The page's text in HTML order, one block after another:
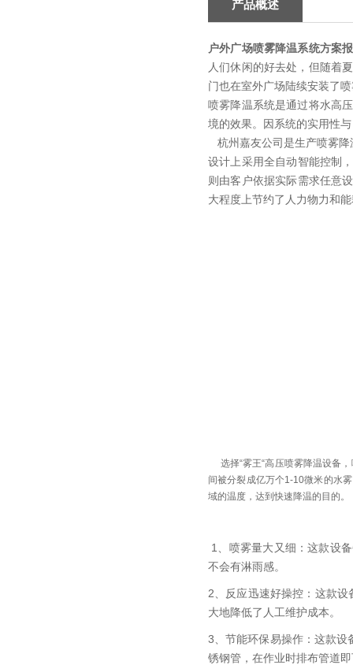
产品概述
户外广场喷雾降温系统方案
人们休闲的好去处，但随着
门也在室外广场陆续安装了
喷雾降温系统是通过将水高
境的效果。因系统的实用性
杭州嘉友公司是生产喷雾降
设计上采用全自动智能控制
则由客户依据实际需求任意
大程度上节约了人力物力和
选择“雾王“高压喷雾降温设备
间被分裂成亿万个1-10微米的水
域的温度，达到快速降温的目的。
1、喷雾量大又细：这款设
不会有淋雨感。
2、反应迅速好操控：这款
大地降低了人工维护成本。
3、节能环保易操作：这款设
锈钢管，在作业时排布管道